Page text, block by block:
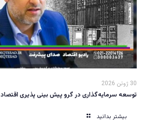
30 ژوئن 2026
توسعه سرمایه‌گذاری در گرو پیش بینی پذیری اقتصاد
بیشتر بدانید